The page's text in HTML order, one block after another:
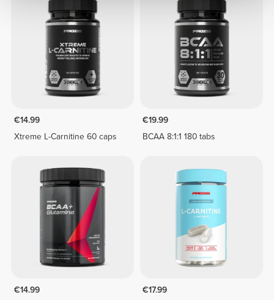
€14.99
Xtreme L-Carnitine 60 caps
€19.99
BCAA 8:1:1 180 tabs
€14.99
€17.99